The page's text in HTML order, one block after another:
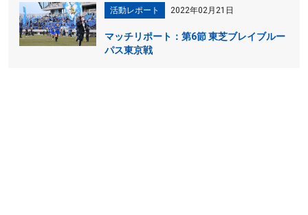
活動レポート 2022年02月21日
マッチリポート：第6節 東芝ブレイブルー
パス東京戦